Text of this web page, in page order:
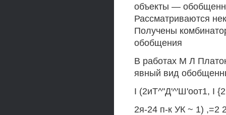
объекты —
Рассматриваются
Получены
обобщения
В работах М Л
явный вид
I (2иТ^"Д'^'Ш'оот1, I
2я-24 п-к УК ~ 1) ,=2